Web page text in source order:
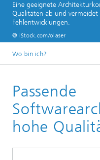
Eine geeignete
Qualitäten ab und
Fehlentwicklungen.
© iStock.com/olaser
Wo bin ich?
Kooperation &
Passende
hohe